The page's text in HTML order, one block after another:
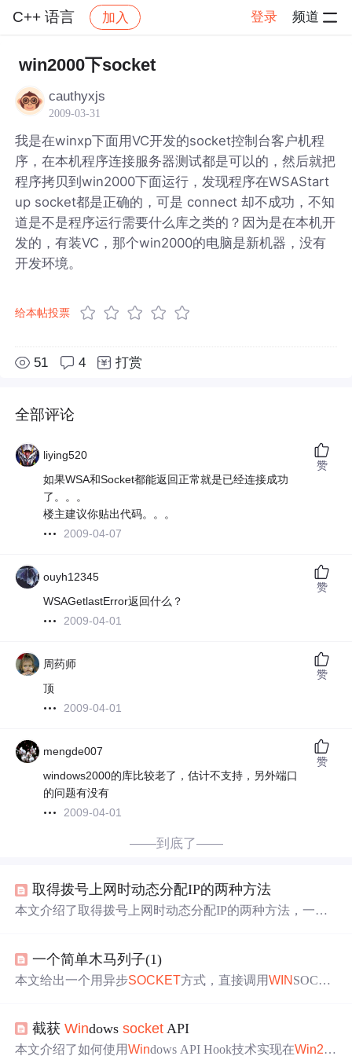
C++ 语言 加入 登录 频道
社区 C++ 语言
win2000下socket
cauthyxjs
2009-03-31
我是在winxp下面用VC开发的socket控制台客户机程
序，在本机程序连接服务器测试都是可以的，然后就把
程序拷贝到win2000下面运行，发现程序在WSAStart
up socket都是正确的，可是 connect 却不成功，不知
道是不是程序运行需要什么库之类的？因为是在本机开
发的，有装VC，那个win2000的电脑是新机器，没有
开发环境。
给本帖投票
51 4 打赏
全部评论
liying520
如果WSA和Socket都能返回正常就是已经连接成功
了。。。
楼主建议你贴出代码。。。
2009-04-07
赞
ouyh12345
WSAGetlastError返回什么？
2009-04-01
赞
周药师
顶
2009-04-01
赞
mengde007
windows2000的库比较老了，估计不支持，另外端口
的问题有没有
2009-04-01
赞
——到底了——
取得拨号上网时动态分配IP的两种方法
本文介绍了取得拨号上网时动态分配IP的两种方法，一是
还给出了在win2000+ C++Builder 6环境下的代码及操作步
骤。
一个简单木马列子(1)
本文给出一个用异步SOCKET方式，直接调用WIN SOCK
载等主要功能，适用于WIN 9X、NT/
让大家熟悉WINSOCK和WINSDK编程。
截获Windowssocket API
本文介绍了如何使用Windows API Hook技术实现在Win20